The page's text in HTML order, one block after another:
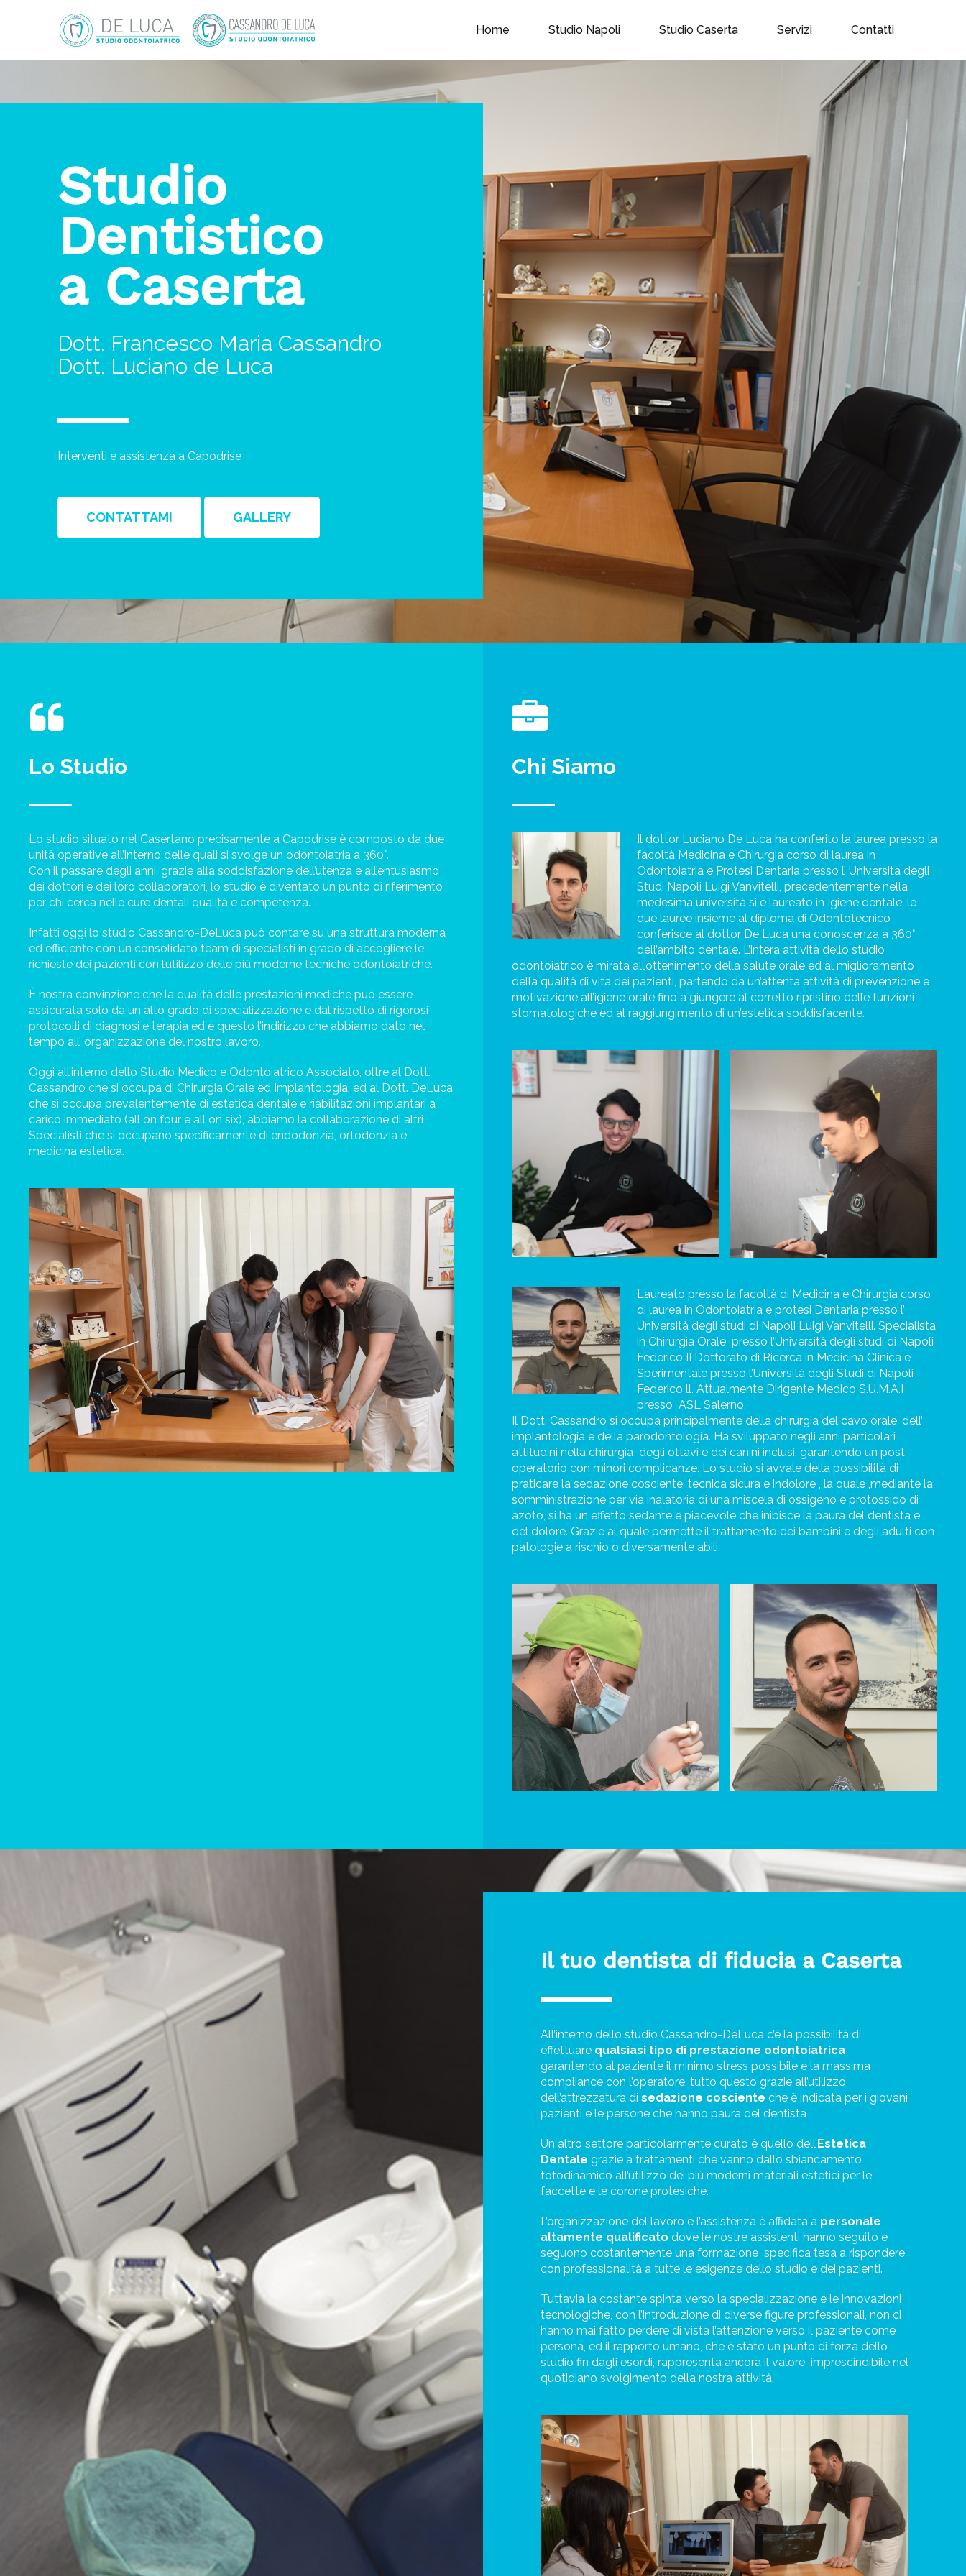
Home Studio Napoli Studio Caserta Servizi Contatti
Studio
Dentistico
a Caserta
Dott. Francesco Maria Cassandro
Dott. Luciano de Luca
Interventi e assistenza a Capodrise
CONTATTAMI GALLERY
Lo Studio
Lo studio situato nel Casertano precisamente a Capodrise è composto da due
unità operative all’interno delle quali si svolge un odontoiatria a 360°.
Con il passare degli anni, grazie alla soddisfazione dell’utenza e all’entusiasmo
dei dottori e dei loro collaboratori, lo studio è diventato un punto di riferimento
per chi cerca nelle cure dentali qualità e competenza.
Infatti oggi lo studio Cassandro-DeLuca può contare su una struttura moderna
ed efficiente con un consolidato team di specialisti in grado di accogliere le
richieste dei pazienti con l’utilizzo delle più moderne tecniche odontoiatriche.
È nostra convinzione che la qualità delle prestazioni mediche può essere
assicurata solo da un alto grado di specializzazione e dal rispetto di rigorosi
protocolli di diagnosi e terapia ed è questo l’indirizzo che abbiamo dato nel
tempo all’ organizzazione del nostro lavoro.
Oggi all’interno dello Studio Medico e Odontoiatrico Associato, oltre al Dott.
Cassandro che si occupa di Chirurgia Orale ed Implantologia, ed al Dott. DeLuca
che si occupa prevalentemente di estetica dentale e riabilitazioni implantari a
carico immediato (all on four e all on six), abbiamo la collaborazione di altri
Specialisti che si occupano specificamente di endodonzia, ortodonzia e
medicina estetica.
Chi Siamo
Il dottor Luciano De Luca ha conferito la laurea presso la
facoltà Medicina e Chirurgia corso di laurea in
Odontoiatria e Protesi Dentaria presso l’ Universita degli
Studi Napoli Luigi Vanvitelli, precedentemente nella
medesima università si è laureato in Igiene dentale, le
due lauree insieme al diploma di Odontotecnico
conferisce al dottor De Luca una conoscenza a 360°
dell’ambito dentale. L’intera attività dello studio
odontoiatrico è mirata all’ottenimento della salute orale ed al miglioramento
della qualità di vita dei pazienti, partendo da un’attenta attività di prevenzione e
motivazione all’igiene orale fino a giungere al corretto ripristino delle funzioni
stomatologiche ed al raggiungimento di un’estetica soddisfacente.
Laureato presso la facoltà di Medicina e Chirurgia corso
di laurea in Odontoiatria e protesi Dentaria presso l’
Università degli studi di Napoli Luigi Vanvitelli. Specialista
in Chirurgia Orale presso l’Università degli studi di Napoli
Federico II Dottorato di Ricerca in Medicina Clinica e
Sperimentale presso l’Università degli Studi di Napoli
Federico ll. Attualmente Dirigente Medico S.U.M.A.I
presso ASL Salerno.
Il Dott. Cassandro si occupa principalmente della chirurgia del cavo orale, dell’
implantologia e della parodontologia. Ha sviluppato negli anni particolari
attitudini nella chirurgia degli ottavi e dei canini inclusi, garantendo un post
operatorio con minori complicanze. Lo studio si avvale della possibilità di
praticare la sedazione cosciente, tecnica sicura e indolore , la quale ,mediante la
somministrazione per via inalatoria di una miscela di ossigeno e protossido di
azoto, si ha un effetto sedante e piacevole che inibisce la paura del dentista e
del dolore. Grazie al quale permette il trattamento dei bambini e degli adulti con
patologie a rischio o diversamente abili.
Il tuo dentista di fiducia a Caserta
All’interno dello studio Cassandro-DeLuca c’è la possibilità di
effettuare qualsiasi tipo di prestazione odontoiatrica
garantendo al paziente il minimo stress possibile e la massima
compliance con l’operatore, tutto questo grazie all’utilizzo
dell’attrezzatura di sedazione cosciente che è indicata per i giovani
pazienti e le persone che hanno paura del dentista
Un altro settore particolarmente curato è quello dell’Estetica
Dentale grazie a trattamenti che vanno dallo sbiancamento
fotodinamico all’utilizzo dei più moderni materiali estetici per le
faccette e le corone protesiche.
L’organizzazione del lavoro e l’assistenza è affidata a personale
altamente qualificato dove le nostre assistenti hanno seguito e
seguono costantemente una formazione specifica tesa a rispondere
con professionalità a tutte le esigenze dello studio e dei pazienti.
Tuttavia la costante spinta verso la specializzazione e le innovazioni
tecnologiche, con l’introduzione di diverse figure professionali, non ci
hanno mai fatto perdere di vista l’attenzione verso il paziente come
persona, ed il rapporto umano, che è stato un punto di forza dello
studio fin dagli esordi, rappresenta ancora il valore imprescindibile nel
quotidiano svolgimento della nostra attività.